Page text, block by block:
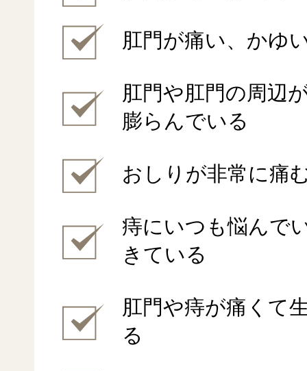
メディカ
プログラ
肛門が痛い、かゆ
肛門や肛門の周辺
膨らんでいる
おしりが非常に痛
痔にいつも悩んで
きている
肛門や痔が痛くて
る